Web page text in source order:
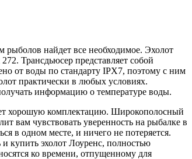
рыболов найдет все необходимое. Эхолот
Трансдьюсер представляет собой
от воды по стандарту IPX7, поэтому с ним
практически в любых условиях.
информацию о температуре воды.
хорошую комплектацию. Широкополосный
вам чувствовать уверенность на рыбалке в
в одном месте, и ничего не потеряется.
купить эхолот Лоуренс, полностью
ко времени, отпущенному для